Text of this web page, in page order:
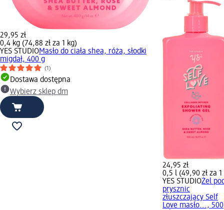
29,95 zł
0,4 kg (74,88 zł za 1 kg)
YES STUDIOMasło do ciała shea, róża, słodki
migdał, 400 g
(1)
Dostawa dostępna
Wybierz sklep dm
24,95 zł
0,5 l (49,90 zł za 1
YES STUDIOŻel
prysznic
złuszczający Self
Love masło..., 500